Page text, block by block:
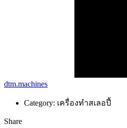
dtm.machines
Category: เครื่องทำสเลอปี้
Share